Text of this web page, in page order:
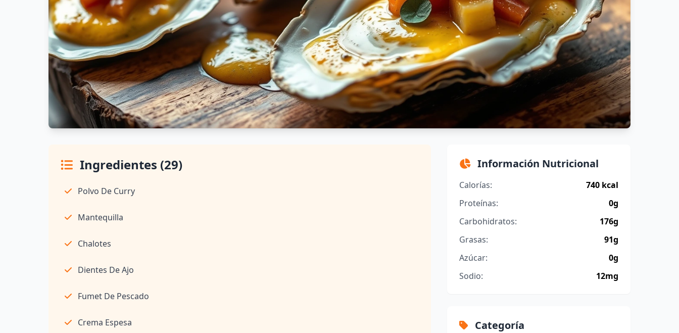
Ingredientes (29)
Polvo De Curry
Mantequilla
Chalotes
Dientes De Ajo
Fumet De Pescado
Crema Espesa
Información Nutricional
Calorías:
740 kcal
Proteínas:
0g
Carbohidratos:
176g
Grasas:
91g
Azúcar:
0g
Sodio:
12mg
Categoría